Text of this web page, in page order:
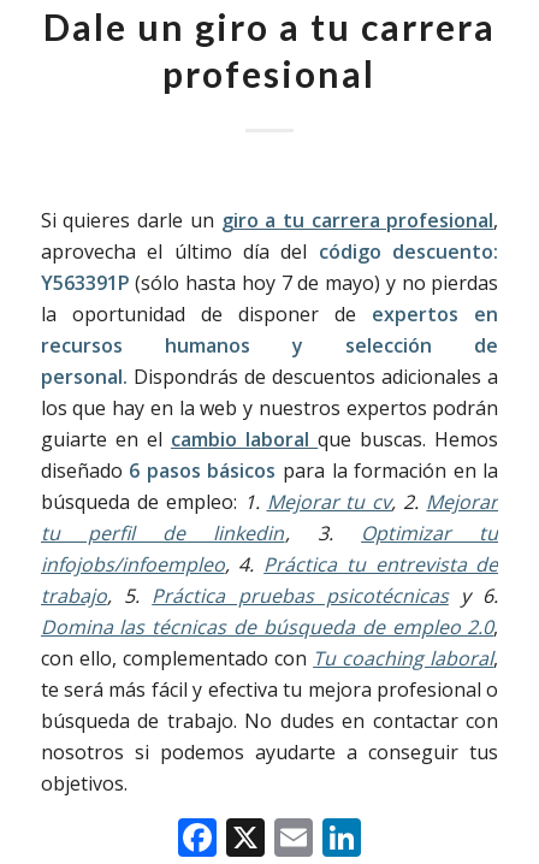
Dale un giro a tu carrera
profesional
Si quieres darle un giro a tu carrera profesional,
aprovecha el último día del código descuento:
Y563391P (sólo hasta hoy 7 de mayo) y no pierdas
la oportunidad de disponer de expertos en
recursos humanos y selección de
personal. Dispondrás de descuentos adicionales a
los que hay en la web y nuestros expertos podrán
guiarte en el cambio laboral que buscas. Hemos
diseñado 6 pasos básicos para la formación en la
búsqueda de empleo: 1. Mejorar tu cv, 2. Mejorar
tu perfil de linkedin, 3. Optimizar tu
infojobs/infoempleo, 4. Práctica tu entrevista de
trabajo, 5. Práctica pruebas psicotécnicasy 6.
Domina las técnicas de búsqueda de empleo 2.0,
con ello, complementado con Tu coaching laboral,
te será más fácil y efectiva tu mejora profesional o
búsqueda de trabajo. No dudes en contactar con
nosotros si podemos ayudarte a conseguir tus
objetivos.
Facebook
X EmailLinkedIn